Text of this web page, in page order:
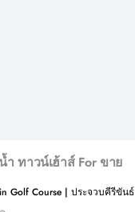
ำ ทาวน์เฮ้าส์ For ขาย
Golf Course | ประจวบคีรีขันธ์